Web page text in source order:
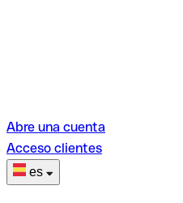
Abre una cuenta
Acceso clientes
es